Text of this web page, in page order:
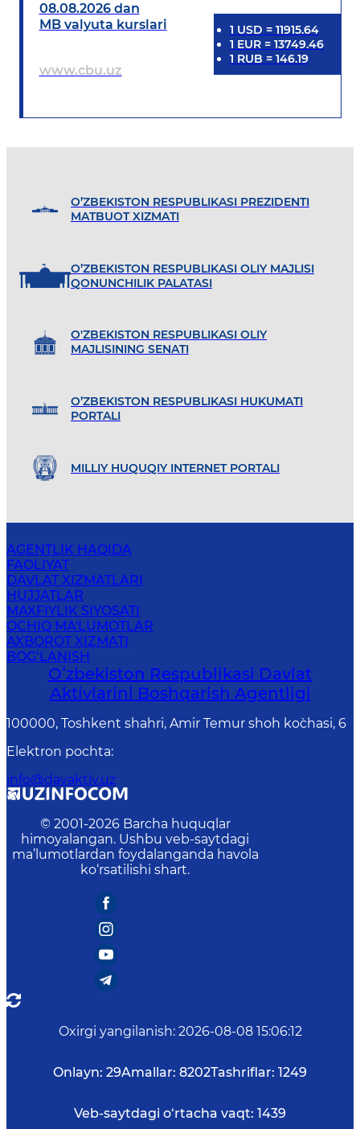
08.08.2026 dan
MB valyuta kurslari
www.cbu.uz
1 USD = 11915.64
1 EUR= 13749.46
1 RUB = 146.19
O’ZBEKISTON RESPUBLIKASI PREZIDENTI
MATBUOT XIZMATI
O’ZBEKISTON RESPUBLIKASI OLIY MAJLISI
QONUNCHILIK PALATASI
O'ZBEKISTON RESPUBLIKASI OLIY
MAJLISINING SENATI
O’ZBEKISTON RESPUBLIKASI HUKUMATI
PORTALI
MILLIY HUQUQIY INTERNET PORTALI
AGENTLIK HAQIDA
FAOLIYAT
DAVLAT XIZMATLARI
HUJJATLAR
MAXFIYLIK SIYOSATI
OCHIQ MA'LUMOTLAR
AXBOROT XIZMATI
BOG‘LANISH
Oʻzbekiston Respublikasi Davlat
Aktivlarini Boshqarish Agentligi
100000, Toshkent shahri, Amir Temur shoh ko`chasi, 6
Elektron pochta:
info@davaktiv.uz
© 2001-2026 Barcha huquqlar
himoyalangan. Ushbu veb-saytdagi
ma’lumotlardan foydalanganda havola
ko‘rsatilishi shart.
Oxirgi yangilanish: 2026-08-08 15:06:12
Onlayn: 29Amallar: 8202Tashriflar: 1249
Veb-saytdagi o‘rtacha vaqt: 1439